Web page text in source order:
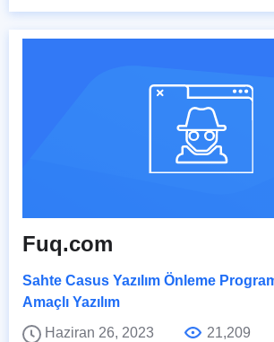
Fuq.com
Sahte Casus Yazılım Önleme
Amaçlı Yazılım
Haziran 26, 2023
21,209